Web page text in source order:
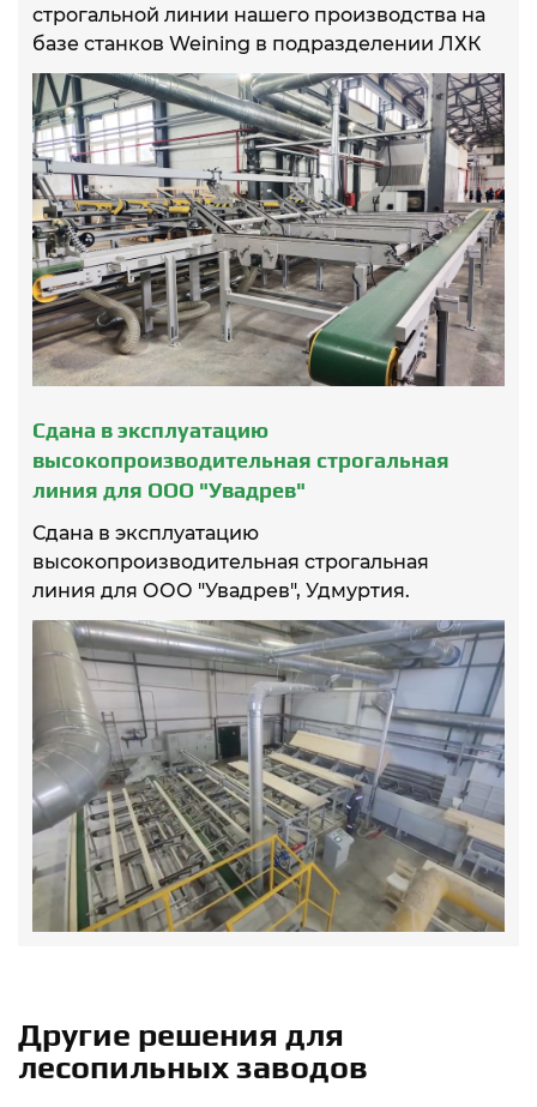
строгальной линии нашего производства на
базе станков Weining в подразделении ЛХК
Череповецлес в поселке Шекс
Сдана в эксплуатацию
высокопроизводительная строгальная
линия для ООО "Увадрев"
Сдана в эксплуатацию
высокопроизводительная строгальная
линия для ООО "Увадрев", Удмуртия.
Другие решения для
лесопильных заводов